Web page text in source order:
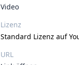
Video
Lizenz
Standard Lizenz auf
URL